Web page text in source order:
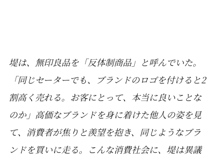
堤は、無印良品を「反体制商品」と呼んでいた。
「同じセーターでも、ブランドのロゴを付けると2
割高く売れる。お客にとって、本当に良いことな
のか」高価なブランドを身に着けた他人の姿を見
て、消費者が焦りと羨望を抱き、同じようなブラ
ンドを買いに走る。こんな消費社会に、堤は異議